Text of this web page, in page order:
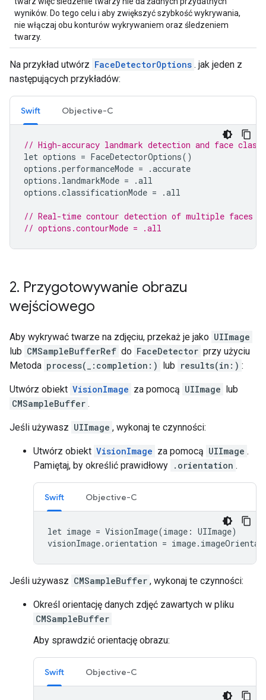
wyników. Do tego celu i aby zwiększyć szybkość wykrywania,
nie włączaj obu konturów wykrywaniem oraz śledzeniem
twarzy.
Na przykład utwórz FaceDetectorOptions . jak jeden z
następujących przykładów:
Swift Objective-C
// High-accuracy landmark detection and face
let options = FaceDetectorOptions()
options .performanceMode = .accurate
options . landmarkMode = .all
options .classificationMode = .all
// Real-time contour detection of multiple faces
// options.contourMode = .all
2. Przygotowywanie obrazu
wejściowego
Aby wykrywać twarze na zdjęciu, przekaż je jako UIImage
lub CMSampleBufferRef do FaceDetector przy użyciu
Metoda process(_:completion:) lub results(in:) :
Utwórz obiekt VisionImage za pomocą UIImage lub
CMSampleBuffer .
Jeśli używasz UIImage , wykonaj te czynności:
Utwórz obiekt VisionImage za pomocą UIImage .
Pamiętaj, by określić prawidłowy .orientation .
Swift Objective-C
let image = VisionImage(image: UIImage)
visionImage.orientation =
Jeśli używasz CMSampleBuffer , wykonaj te czynności:
Określ orientację danych zdjęć zawartych w pliku
CMSampleBuffer
Aby sprawdzić orientację obrazu:
Swift Objective-C